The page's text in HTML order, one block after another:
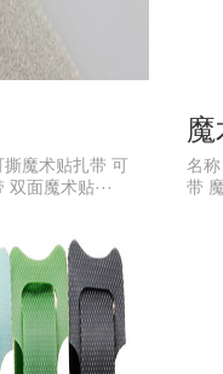
魔术贴扎带 可
面魔术贴···
名
带